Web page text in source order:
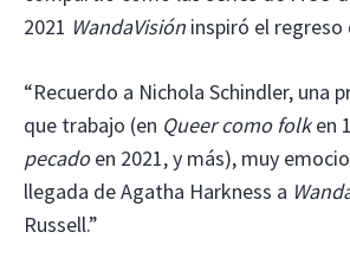
2021 WandaVisión inspiró el regreso
“Recuerdo a Nichola Schindler, una
que trabajo (en Queer como folken
pecadoen 2021, y más), muy
llegada de Agatha Harkness a
Russell.”